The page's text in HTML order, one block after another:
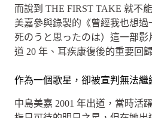
而說到 THE FIRST TAKE 就不
美嘉參與錄製的《曾經我也想
死のうと思ったのは）這一部
道 20 年、耳疾康復後的重要回
作為一個歌星，卻被宣判無法繼
中島美嘉 2001 年出道，當時活